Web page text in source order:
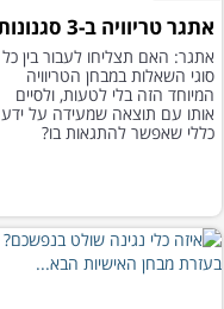
אתגר טריוויה ב-3 סגנונות
אתגר: האם תצליחו לעבור בין כל
סוגי השאלות במבחן הטריוויה
המיוחד הזה בלי לטעות, ולסיים
אותו עם תוצאה שמעידה על ידע
כללי שאפשר להתגאות בו?